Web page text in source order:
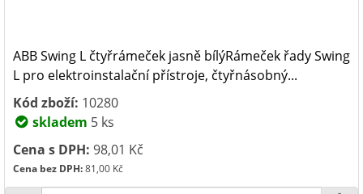
ABB Swing L čtyřrámeček jasně bílýRámeček řady Swing
L pro elektroinstalační přístroje, čtyřnásobný...
Kód zboží: 10280
skladem 5 ks
Cena s DPH: 98,01 Kč
Cena bez DPH:81,00 Kč